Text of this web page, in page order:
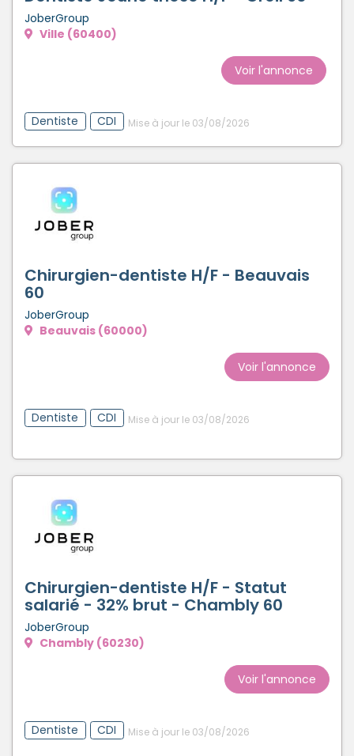
JoberGroup
Ville (60400)
Voir l'annonce
Dentiste CDI Mise à jour le 03/08/2026
Chirurgien-dentiste H/F - Beauvais
60
JoberGroup
Beauvais (60000)
Voir l'annonce
Dentiste CDI Mise à jour le 03/08/2026
Chirurgien-dentiste H/F - Statut
salarié - 32% brut - Chambly 60
JoberGroup
Chambly (60230)
Voir l'annonce
Dentiste CDI Mise à jour le 03/08/2026